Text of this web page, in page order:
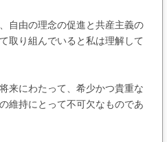
自由の理念の促進と共産主義の
取り組んでいると私は理解して
来にわたって、希少かつ貴重な
維持にとって不可欠なものであ